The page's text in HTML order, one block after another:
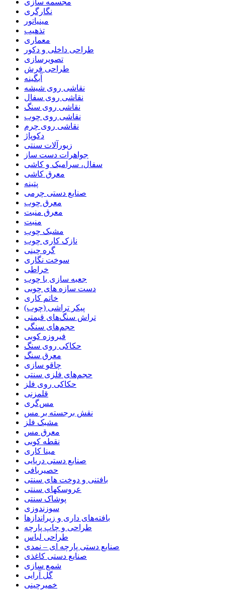
مجسمه سازی
نگارگری
مینیاتور
تذهیب
معماری
طراحی داخلی و دکور
تصویرسازی
طراحی فرش
آبگینه
نقاشی روی شیشه
نقاشی روی سفال
نقاشی روی سنگ
نقاشی روی چوب
نقاشی روی چرم
دکوپاژ
زیورآلات سنتی
جواهرات دست ساز
سفال، سرامیک و کاشی
معرق کاشی
پتینه
صنایع دستی چرمی
معرق چوب
معرق منبت
منبت
مشبک چوب
نازک کاری چوب
گره چینی
سوخت نگاری
خراطی
جعبه سازی با چوب
دست سازه های چوبی
خاتم کاری
پیکر تراشی (چوب)
تراش سنگ‌های قیمتی
حجم‌های سنگی
فیروزه کوبی
حکاکی روی سنگ
معرق سنگ
چاقو سازی
حجم‌های فلزی سنتی
حکاکی روی فلز
قلمزنی
مس‌گری
نقش برجسته بر مس
مشبک فلز
معرق مس
نقطه کوبی
مینا کاری
صنایع دستی دریایی
حصیربافی
بافتنی‌ و دوخت های سنتی
عروسکهای سنتی
پوشاک سنتی
سوزندوزی
بافته‌های داری و زیراندازها
طراحی و چاپ پارچه
طراحی لباس
صنایع دستی پارچه ای – نمدی
صنایع دستی کاغذی
شمع سازی
گل آرایی
خمیرچینی